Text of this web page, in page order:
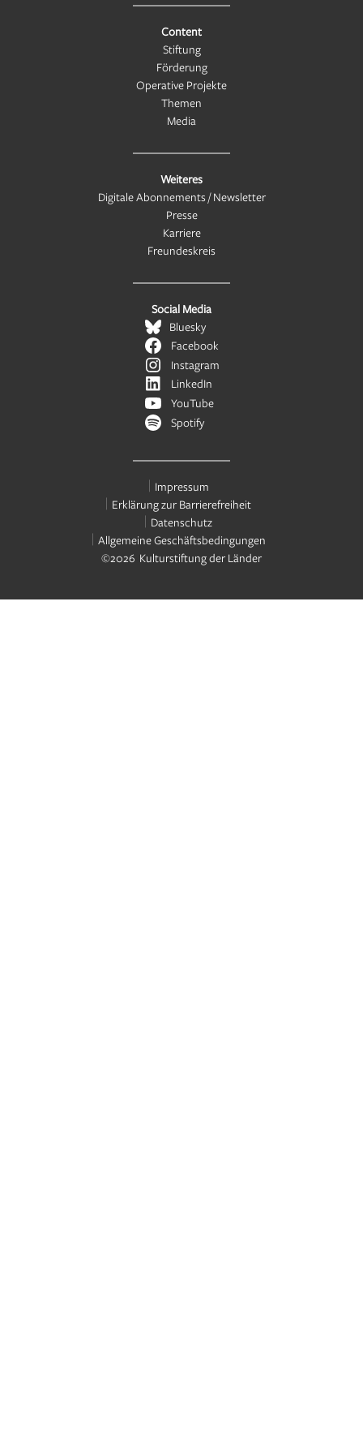
Content
Stiftung
Förderung
Operative Projekte
Themen
Media
Weiteres
Digitale Abonnements / Newsletter
Presse
Karriere
Freundeskreis
Social Media
Bluesky
Facebook
Instagram
LinkedIn
YouTube
Spotify
Impressum
Erklärung zur Barrierefreiheit
Datenschutz
Allgemeine Geschäftsbedingungen
©2026 Kulturstiftung der Länder